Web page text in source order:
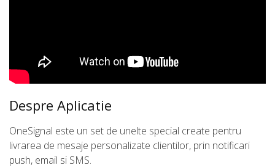
Despre Aplicatie
OneSignal este un set de unelte special create pentru
livrarea de mesaje personalizate clientilor, prin notificari
push, email si SMS.